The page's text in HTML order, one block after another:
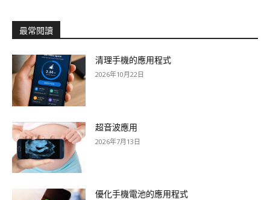
最常閱讀
清理手機的應用程式
2026年10月22日
超音波應用
2026年7月13日
優化手機電池的應用程式